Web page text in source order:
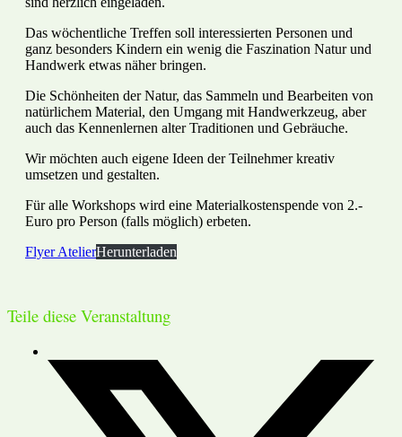
Das wöchentliche Treffen soll interessierten Personen und
ganz besonders Kindern ein wenig die Faszination Natur und
Handwerk etwas näher bringen.
Die Schönheiten der Natur, das Sammeln und Bearbeiten von
natürlichem Material, den Umgang mit Handwerkzeug, aber
auch das Kennenlernen alter Traditionen und Gebräuche.
Wir möchten auch eigene Ideen der Teilnehmer kreativ
umsetzen und gestalten.
Für alle Workshops wird eine Materialkostenspende von 2.-
Euro pro Person (falls möglich) erbeten.
Flyer AtelierHerunterladen
Teile diese Veranstaltung